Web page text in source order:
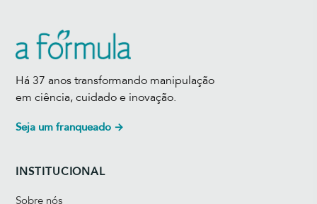
Há 37 anos transformando manipulação
em ciência, cuidado e inovação.
Seja um franqueado →
INSTITUCIONAL
Sobre nós